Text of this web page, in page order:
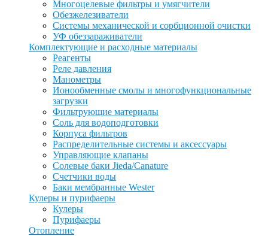
Многоцелевые фильтры и умягчители
Обезжелезиватели
Системы механической и сорбционной очистки
УФ обеззараживатели
Комплектующие и расходные материалы
Реагенты
Реле давления
Манометры
Ионообменные смолы и многофункциональные
загрузки
Фильтрующие материалы
Соль для водоподготовки
Корпуса фильтров
Распределительные системы и аксессуары
Управляющие клапаны
Солевые баки Jieda/Canature
Счетчики воды
Баки мембранные Wester
Кулеры и пурифаеры
Кулеры
Пурифаеры
Отопление